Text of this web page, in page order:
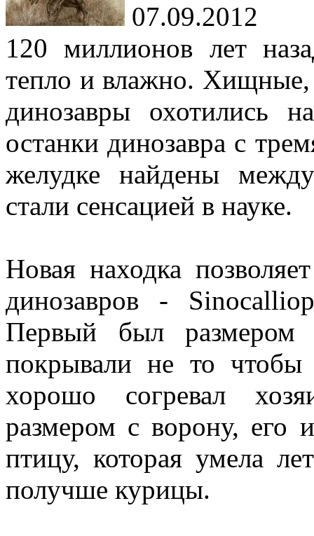
07.09.2012
120 миллионов лет
тепло и влажно. Хищные,
динозавры
останки динозавра с
желудке найдены
стали сенсацией в науке.
Новая находка
динозавров -
Первый был размером
покрывали не то
хорошо согревал
размером с ворону, его
птицу, которая умела
получше курицы.